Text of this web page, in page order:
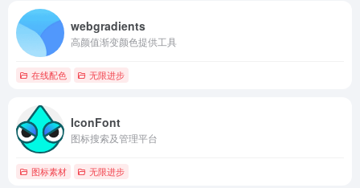
webgradients
高颜值渐变颜色提供工具
在线配色 无限进步
IconFont
图标搜索及管理平台
图标素材 无限进步